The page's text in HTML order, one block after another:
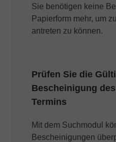
Sie benötigen keine
Papierform mehr, um
antreten zu können.
Prüfen Sie die
Bescheinigung
Termins
Mit dem Suchmodul
Bescheinigungen